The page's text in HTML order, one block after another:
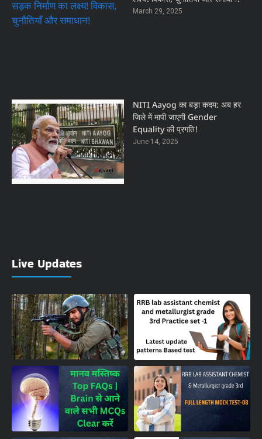
March 29, 2025
NITI Aayog का बड़ा कदम: अब हर
जिले में मापी जाएगी Gender
Equality की प्रगति!
June 14, 2025
Live Updates